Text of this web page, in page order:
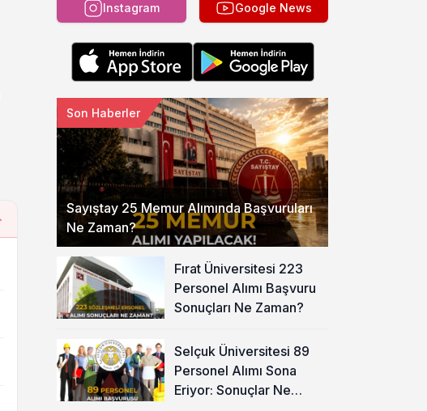
Instagram Google News
Sayıştay 25 Memur Alımında Başvuruları
Ne Zaman?
Son Haberler
Fırat Üniversitesi 223
Personel Alımı Başvuru
Sonuçları Ne Zaman?
Selçuk Üniversitesi 89
Personel Alımı Sona
Eriyor: Sonuçlar Ne